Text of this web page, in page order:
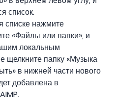
список.
нажмите
«Файлы или папки», и
локальным
щелкните папку «Музыка
в нижней части нового
добавлена ​​в